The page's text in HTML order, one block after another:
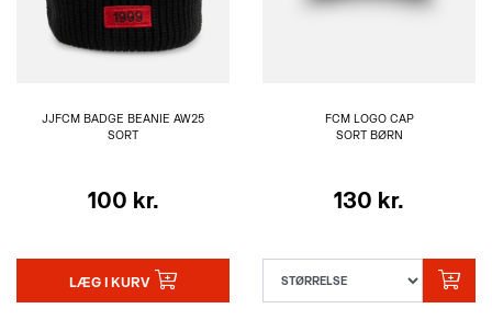
JJFCM BADGE BEANIE AW25
SORT
100 kr.
LÆG I KURV
FCM LOGO CAP
SORT BØRN
130 kr.